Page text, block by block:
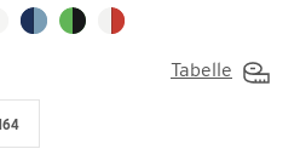
Tabelle